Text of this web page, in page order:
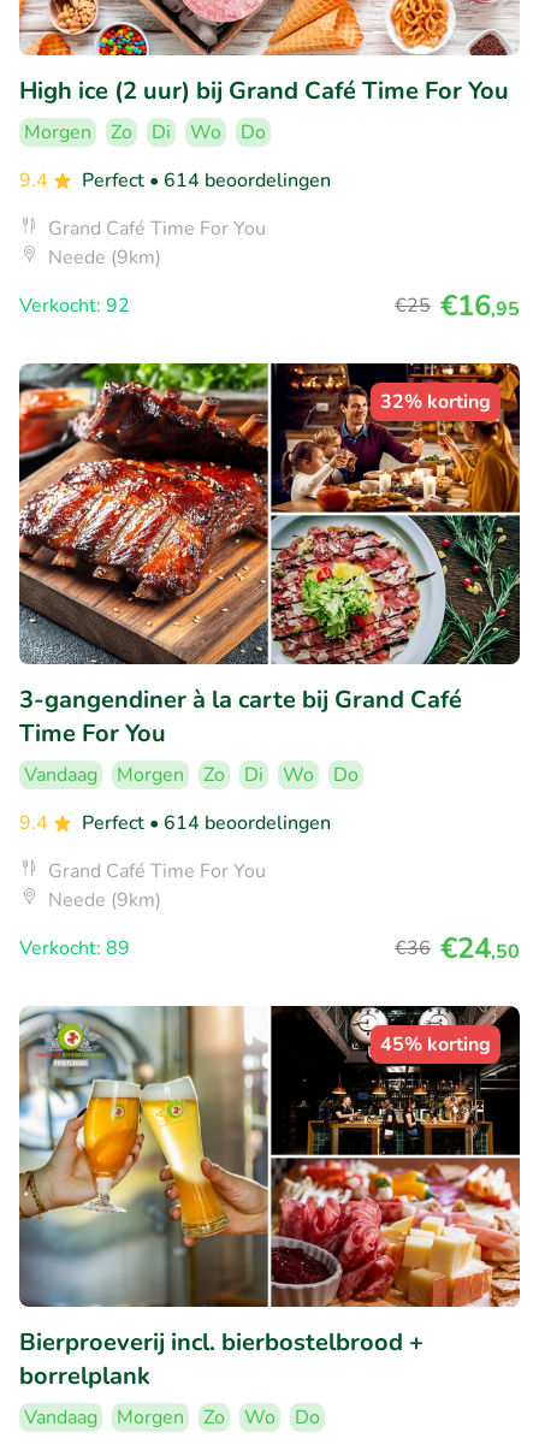
High ice (2 uur) bij Grand Café Time For You
Morgen Zo Di Wo
Do
9.4
Perfect • 614 beoordelingen
Grand Café Time For You
Neede (9km)
Verkocht: 92
€25 €16,95
32% korting
3-gangendiner à la carte bij Grand Café
Time For You
Vandaag Morgen Zo Di Wo
Do
9.4
Perfect • 614 beoordelingen
Grand Café Time For You
Neede (9km)
Verkocht: 89
€36 €24,50
45% korting
Bierproeverij incl. bierbostelbrood +
borrelplank
Vandaag Morgen Zo Wo Do